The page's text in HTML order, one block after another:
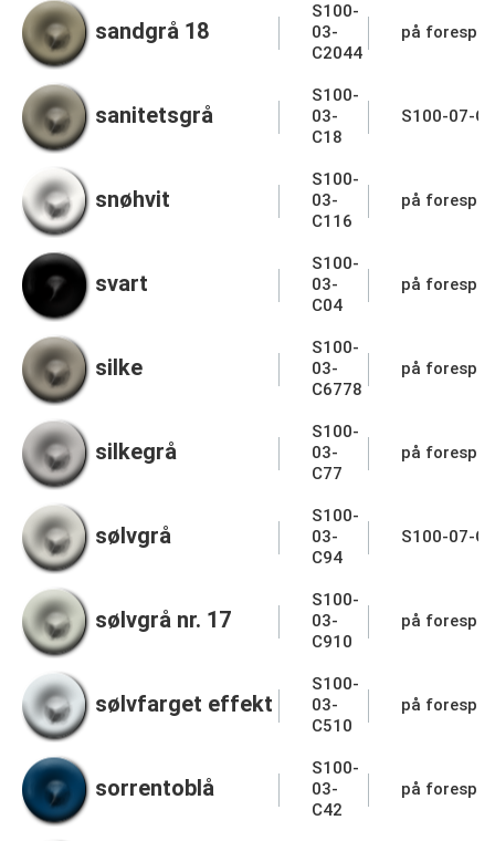
sandgrå 18
S100-
03-
C2044
på
sanitetsgrå
S100-
03-
C18
S100-07-
snøhvit
S100-
03-
C116
på
svart
S100-
03-
C04
på
silke
S100-
03-
C6778
på
silkegrå
S100-
03-
C77
på
sølvgrå
S100-
03-
C94
S100-07-
sølvgrå nr. 17
S100-
03-
C910
på
sølvfarget effekt
S100-
03-
C510
på
sorrentoblå
S100-
03-
C42
på